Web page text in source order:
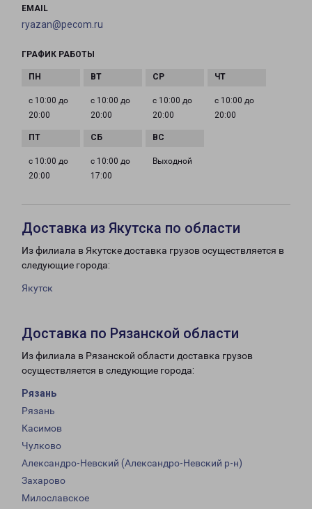
EMAIL
ryazan@pecom.ru
ГРАФИК РАБОТЫ
с 10:00 до
20:00
с 10:00 до
20:00
с 10:00 до
20:00
с 10:00 до
20:00
с 10:00 до
20:00
с 10:00 до
17:00
Выходной
Доставка из Якутска по области
Из филиала в Якутске доставка грузов осуществляется в
следующие города:
Якутск
Доставка по Рязанской области
Из филиала в Рязанской области доставка грузов
осуществляется в следующие города:
Рязань
Рязань
Касимов
Чулково
Александро-Невский (Александро-Невский р-н)
Захарово
Милославское